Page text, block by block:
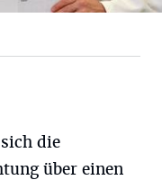
die
über einen